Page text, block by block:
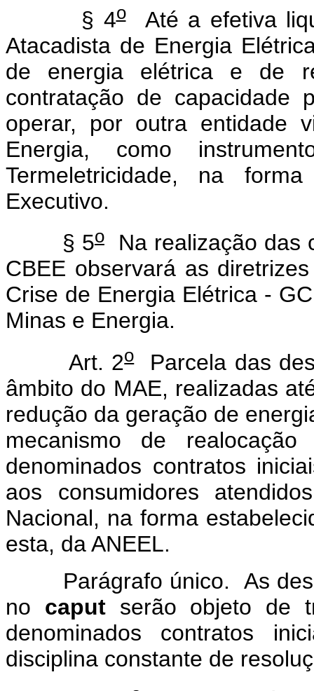
§ 4oAté a efetiva
Atacadista de Energia
de energia elétrica e de
contratação de capacidade
operar, por outra entidade
Energia, como
Termeletricidade, na
Executivo.
§ 5oNa realização das
CBEE observará as
Crise de Energia Elétrica -
Minas e Energia.
Art. 2oParcela das
âmbito do MAE, realizadas
redução da geração de
mecanismo de
denominados contratos
aos consumidores
Nacional, na forma
esta, da ANEEL.
Parágrafo único. As
no caputserão objeto de
denominados contratos
disciplina constante de